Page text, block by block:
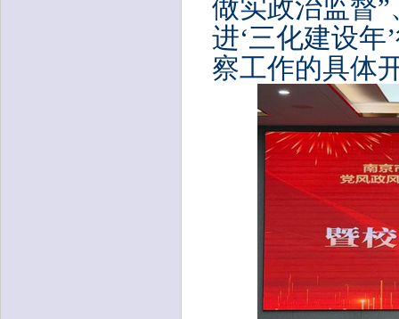
做实政治监督”
进‘三化建设年
察工作的具体